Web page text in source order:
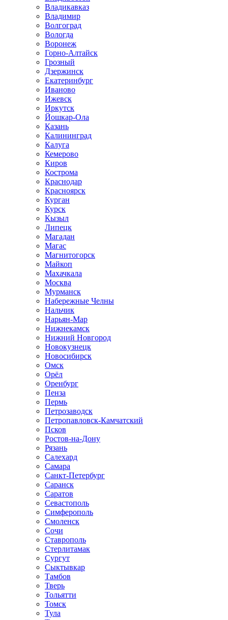
Владикавказ
Владимир
Волгоград
Вологда
Воронеж
Горно-Алтайск
Грозный
Дзержинск
Екатеринбург
Иваново
Ижевск
Иркутск
Йошкар-Ола
Казань
Калининград
Калуга
Кемерово
Киров
Кострома
Краснодар
Красноярск
Курган
Курск
Кызыл
Липецк
Магадан
Магас
Магнитогорск
Майкоп
Махачкала
Москва
Мурманск
Набережные Челны
Нальчик
Нарьян-Мар
Нижнекамск
Нижний Новгород
Новокузнецк
Новосибирск
Омск
Орёл
Оренбург
Пенза
Пермь
Петрозаводск
Петропавловск-Камчатский
Псков
Ростов-на-Дону
Рязань
Салехард
Самара
Санкт-Петербург
Саранск
Саратов
Севастополь
Симферополь
Смоленск
Сочи
Ставрополь
Стерлитамак
Сургут
Сыктывкар
Тамбов
Тверь
Тольятти
Томск
Тула